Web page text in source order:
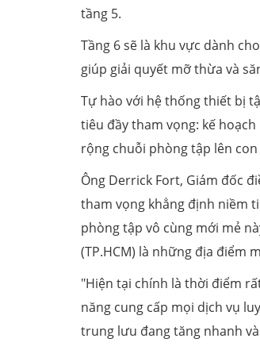
tầng 5.
Tầng 6 sẽ là khu vực dành
giúp giải quyết mỡ thừa và
Tự hào với hệ thống thiết bị
tiêu đầy tham vọng: kế
rộng chuỗi phòng tập lên
Ông Derrick Fort, Giám đốc
tham vọng khẳng định niềm
phòng tập vô cùng mới mẻ
(TP.HCM) là những địa điểm
"Hiện tại chính là thời điểm
năng cung cấp mọi dịch vụ
trung lưu đang tăng nhanh